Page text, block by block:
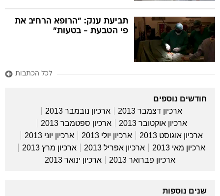
תביעת ענק: "הרופא הרחיב את
פי הטבעת - בטעות"
לכל הכתבות
חודשים נוספים
ארכיון דצמבר 2013
ארכיון נובמבר 2013
ארכיון אוקטובר 2013
ארכיון ספטמבר 2013
ארכיון אוגוסט 2013
ארכיון יולי 2013
ארכיון יוני 2013
ארכיון מאי 2013
ארכיון אפריל 2013
ארכיון מרץ 2013
ארכיון פברואר 2013
ארכיון ינואר 2013
שנים נוספות